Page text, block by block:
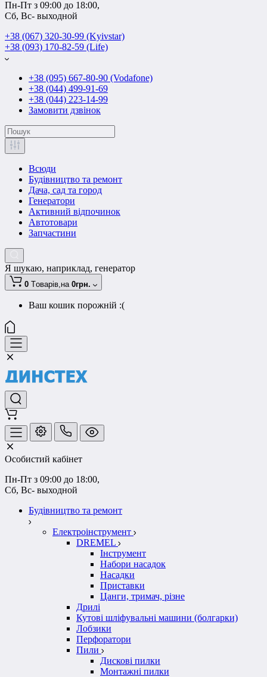
Пн-Пт з 09:00 до 18:00,
Сб, Вс- выходной
+38 (067) 320-30-99 (Kyivstar)
+38 (093) 170-82-59 (Life)
+38 (095) 667-80-90 (Vodafone)
+38 (044) 499-91-69
+38 (044) 223-14-99
Замовити дзвінок
Всюди
Будівництво та ремонт
Дача, сад та город
Генератори
Активний відпочинок
Автотовари
Запчастини
Я шукаю, наприклад, генератор
0 Tоварів,на 0грн.
Ваш кошик порожній :(
Особистий кабінет
Пн-Пт з 09:00 до 18:00,
Сб, Вс- выходной
Будівництво та ремонт
Електроінструмент
DREMEL
Інструмент
Набори насадок
Насадки
Приставки
Цанги, тримач, різне
Дрилі
Кутові шліфувальні машини (болгарки)
Лобзики
Перфоратори
Пили
Дискові пилки
Монтажні пилки